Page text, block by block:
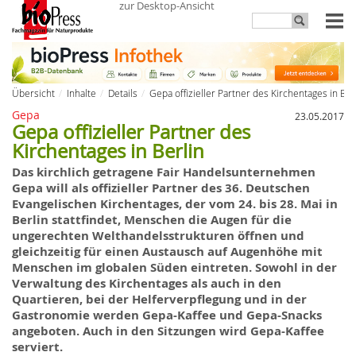
zur Desktop-Ansicht
Übersicht Inhalte Details Gepa offizieller Partner des Kirchentages in
Gepa 23.05.2017
Gepa offizieller Partner des
Kirchentages in Berlin
Das kirchlich getragene Fair Handelsunternehmen
Gepa will als offizieller Partner des 36. Deutschen
Evangelischen Kirchentages, der vom 24. bis 28. Mai in
Berlin stattfindet, Menschen die Augen für die
ungerechten Welthandelsstrukturen öffnen und
gleichzeitig für einen Austausch auf Augenhöhe mit
Menschen im globalen Süden eintreten. Sowohl in der
Verwaltung des Kirchentages als auch in den
Quartieren, bei der Helferverpflegung und in der
Gastronomie werden Gepa-Kaffee und Gepa-Snacks
angeboten. Auch in den Sitzungen wird Gepa-Kaffee
serviert.